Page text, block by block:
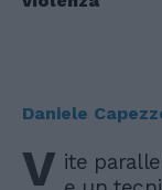
Daniele
V ite